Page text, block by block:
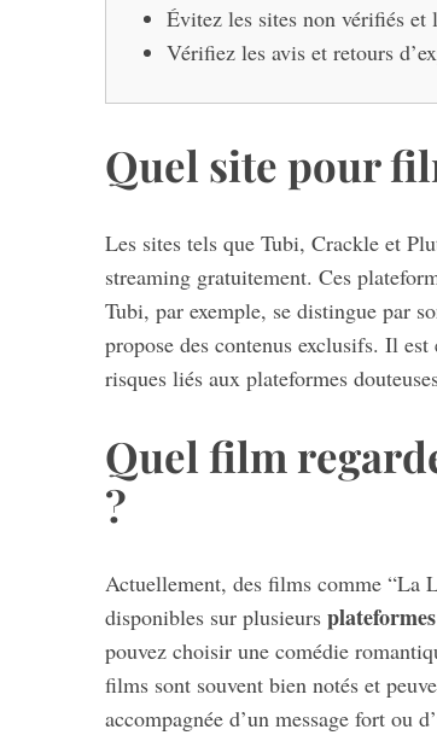
Évitez les sites non vérifiés et
Vérifiez les avis et retours
Quel site pour
Les sites tels que Tubi, Crackle et
streaming gratuitement. Ces
Tubi, par exemple, se distingue par
propose des contenus exclusifs. Il
risques liés aux plateformes
Quel film
?
Actuellement, des films comme “La
disponibles sur plusieurs
pouvez choisir une comédie
films sont souvent bien notés et
accompagnée d’un message fort ou